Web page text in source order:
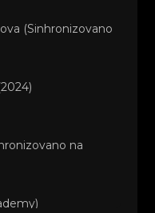
(Sinhronizovano
na